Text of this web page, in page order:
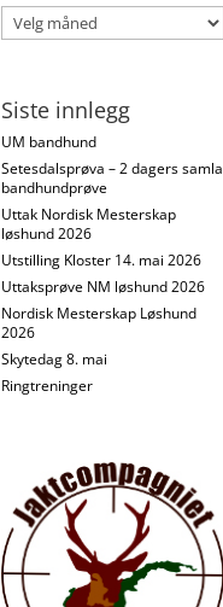
Nyhetsarkiv
Siste innlegg
UM bandhund
Setesdalsprøva – 2 dagers samla
bandhundprøve
Uttak Nordisk Mesterskap
løshund 2026
Utstilling Kloster 14. mai 2026
Uttaksprøve NM løshund 2026
Nordisk Mesterskap Løshund
2026
Skytedag 8. mai
Ringtreninger